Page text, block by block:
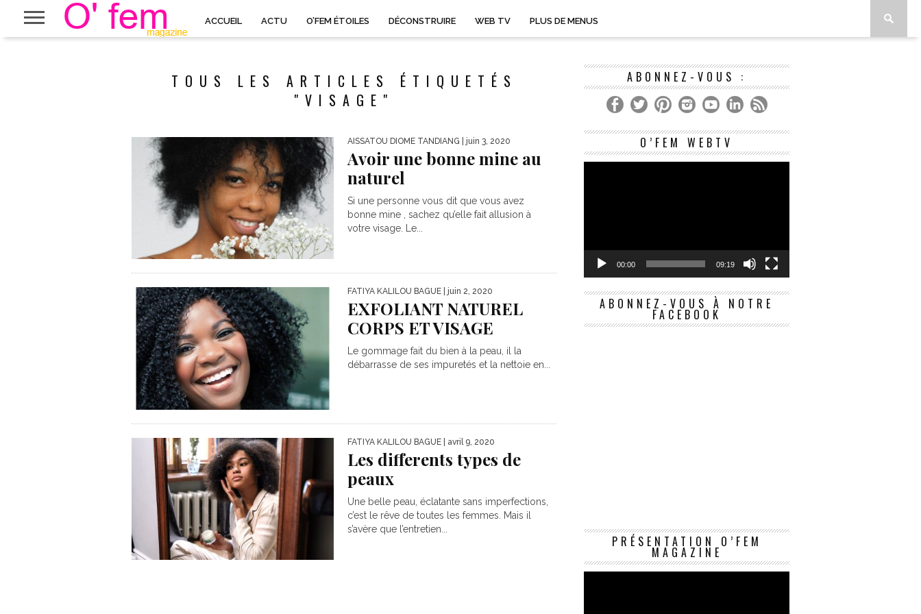
ACCUEIL ACTU O’FEM ÉTOILES DÉCONSTRUIRE WEB TV PLUS DE MENUS
TOUS LES ARTICLES ÉTIQUETÉS
"VISAGE"
AISSATOU DIOME TANDIANG | juin 3, 2020
Avoir une bonne mine au
naturel
Si une personne vous dit que vous avez
bonne mine , sachez qu’elle fait allusion à
votre visage. Le...
FATIYA KALILOU BAGUE | juin 2, 2020
EXFOLIANT NATUREL
CORPS ET VISAGE
Le gommage fait du bien à la peau, il la
débarrasse de ses impuretés et la nettoie en...
FATIYA KALILOU BAGUE | avril 9, 2020
Les differents types de
peaux
Une belle peau, éclatante sans imperfections,
c’est le rêve de toutes les femmes. Mais il
s’avère que l’entretien...
ABONNEZ-VOUS :
O’FEM WEBTV
Lecteur
00:00 09:19
ABONNEZ-VOUS À NOTRE
FACEBOOK
PRÉSENTATION O’FEM
MAGAZINE
Lecteur